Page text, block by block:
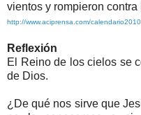
vientos y rompieron
http://www.aciprensa.com/calendario2010
Reflexión
El Reino de los cielos se
de Dios.
¿De qué nos sirve que